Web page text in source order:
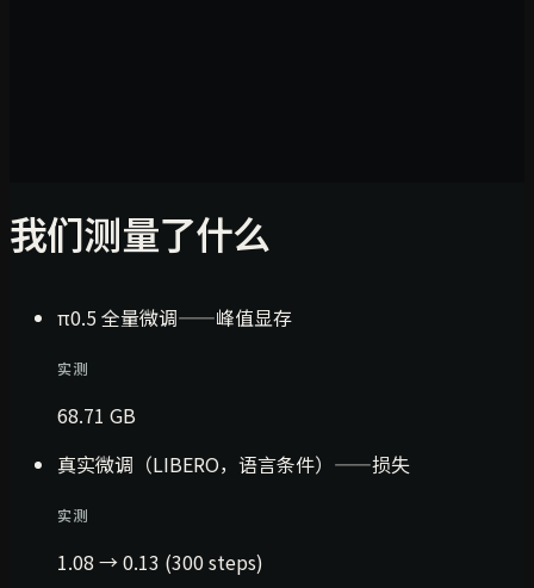
我们测量了什么
π0.5 全量微调——峰值显存
实测
68.71 GB
真实微调（LIBERO，语言条件）——损失
实测
1.08 → 0.13 (300 steps)